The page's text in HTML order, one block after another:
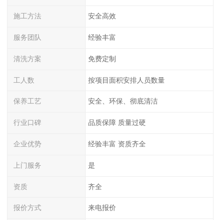
施工方法 安全高效
服务团队 经验丰富
清洗方案 免费定制
工人数 按项目面积安排人员数量
保养工艺 安全、环保、彻底清洁
行业口碑 品质保障 质量过硬
企业优势 经验丰富 资质齐全
上门服务 是
资质 齐全
报价方式 来电报价